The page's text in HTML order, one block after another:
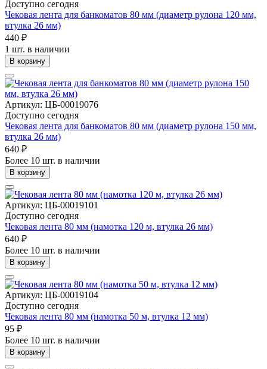
Доступно сегодня
Чековая лента для банкоматов 80 мм (диаметр рулона 120 мм,
втулка 26 мм)
440 ₽
1 шт. в наличии
В корзину
Артикул: ЦБ-00019076
Доступно сегодня
Чековая лента для банкоматов 80 мм (диаметр рулона 150 мм,
втулка 26 мм)
640 ₽
Более 10 шт. в наличии
В корзину
Артикул: ЦБ-00019101
Доступно сегодня
Чековая лента 80 мм (намотка 120 м, втулка 26 мм)
640 ₽
Более 10 шт. в наличии
В корзину
Артикул: ЦБ-00019104
Доступно сегодня
Чековая лента 80 мм (намотка 50 м, втулка 12 мм)
95 ₽
Более 10 шт. в наличии
В корзину